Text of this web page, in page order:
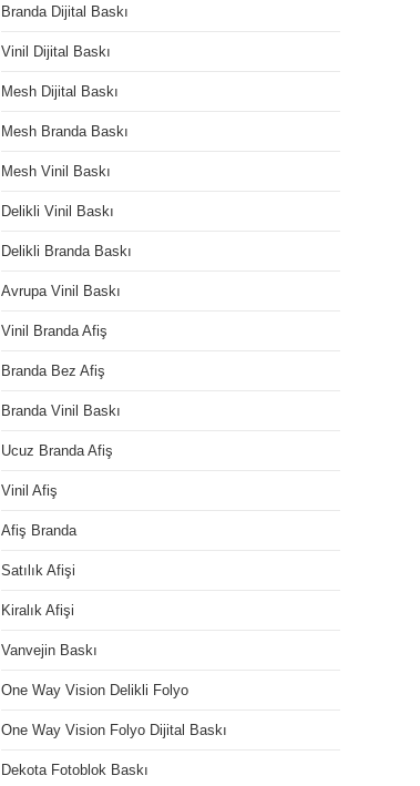
Branda Dijital Baskı
Vinil Dijital Baskı
Mesh Dijital Baskı
Mesh Branda Baskı
Mesh Vinil Baskı
Delikli Vinil Baskı
Delikli Branda Baskı
Avrupa Vinil Baskı
Vinil Branda Afiş
Branda Bez Afiş
Branda Vinil Baskı
Ucuz Branda Afiş
Vinil Afiş
Afiş Branda
Satılık Afişi
Kiralık Afişi
Vanvejin Baskı
One Way Vision Delikli Folyo
One Way Vision Folyo Dijital Baskı
Dekota Fotoblok Baskı